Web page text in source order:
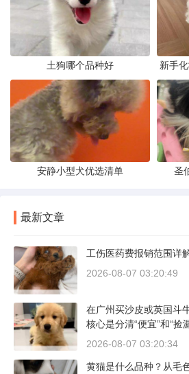
土狗哪个品种好 新手
安静小型犬优选清单 圣
最新文章
工伤医药费报销范围详
2026-08-07 03:20:49
在广州买沙皮或英国斗
核心是分清“便宜”和“捡
本地犬种，价格比北方
方和真实价格区间。
2026-08-07 03:20:34
黄猫是什么品种？从毛